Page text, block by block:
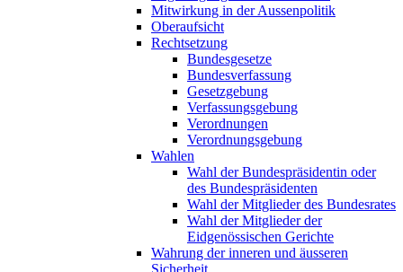
Mitwirkung in der Aussenpolitik
Oberaufsicht
Rechtsetzung
Bundesgesetze
Bundesverfassung
Gesetzgebung
Verfassungsgebung
Verordnungen
Verordnungsgebung
Wahlen
Wahl der Bundespräsidentin oder
des Bundespräsidenten
Wahl der Mitglieder des Bundesrates
Wahl der Mitglieder der
Eidgenössischen Gerichte
Wahrung der inneren und äusseren